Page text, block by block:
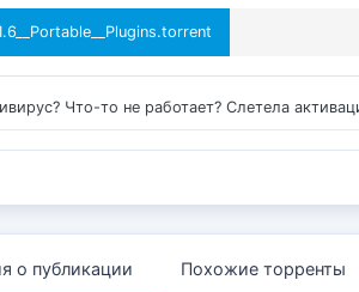
Что-то не работает? Слетела
о публикации Похожие торренты